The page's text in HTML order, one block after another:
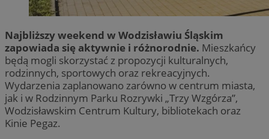
Najbliższy weekend w Wodzisławiu Śląskim
zapowiada się aktywnie i różnorodnie. Mieszkańcy
będą mogli skorzystać z propozycji kulturalnych,
rodzinnych, sportowych oraz rekreacyjnych.
Wydarzenia zaplanowano zarówno w centrum miasta,
jak i w Rodzinnym Parku Rozrywki „Trzy Wzgórza”,
Wodzisławskim Centrum Kultury, bibliotekach oraz
Kinie Pegaz.